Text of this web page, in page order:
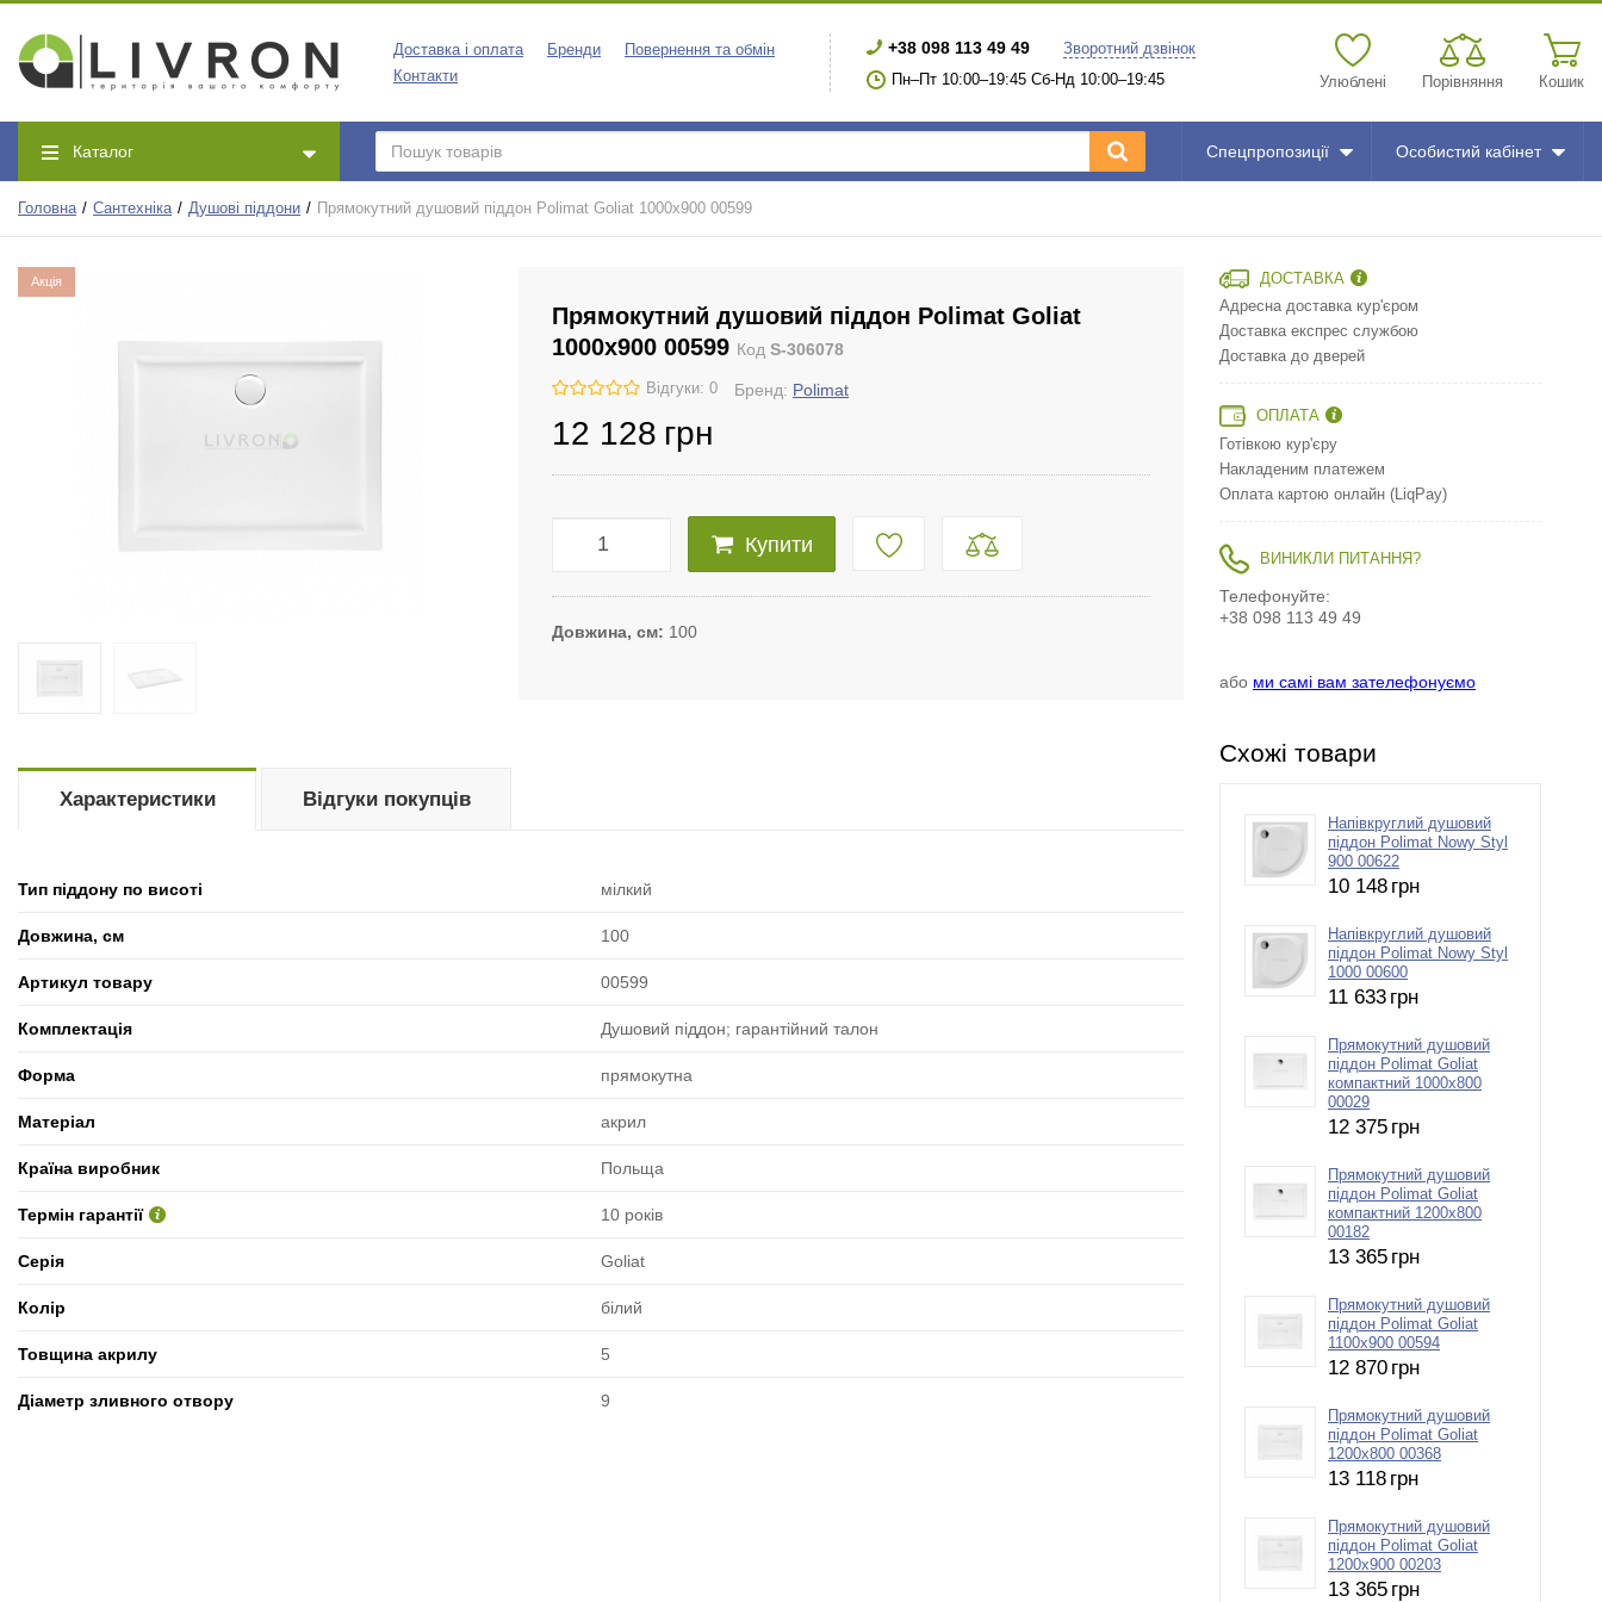
Доставка і оплата Бренди
Повернення та обмін
Контакти
+38 098 113 49 49
Зворотний дзвінок
Пн–Пт 10:00–19:45 Сб-Нд 10:00–19:45
Улюблені Порівняння Кошик
Каталог Спецпропозиції Особистий кабінет
Головна Сантехніка Душові піддони Прямокутний душовий піддон Polimat Goliat 1000х900 00599
Акція
Прямокутний душовий піддон Polimat Goliat
1000х900 00599 Код S-306078
Відгуки: 0 Бренд: Polimat
12 128 грн
Купити
Довжина, см 100
Характеристики
Тип піддону по висоті мілкий
Довжина, см 100
Артикул товару 00599
Комплектація Душовий піддон; гарантійний талон
Форма прямокутна
Матеріал акрил
Країна виробник Польща
Термін гарантії 10 років
Серія Goliat
Колір білий
Товщина акрилу 5
Діаметр зливного отвору 9
Відгуки покупців
ДОСТАВКА
Адресна доставка кур'єром
Доставка експрес службою
Доставка до дверей
ОПЛАТА
Готівкою кур'єру
Накладеним платежем
Оплата картою онлайн (LiqPay)
ВИНИКЛИ ПИТАННЯ?
Телефонуйте:
+38 098 113 49 49
або ми самі вам зателефонуємо
Схожі товари
Напівкруглий душовий
піддон Polimat Nowy Styl
900 00622
10 148 грн
Напівкруглий душовий
піддон Polimat Nowy Styl
1000 00600
11 633 грн
Прямокутний душовий
піддон Polimat Goliat
компактний 1000х800
00029
12 375 грн
Прямокутний душовий
піддон Polimat Goliat
компактний 1200х800
00182
13 365 грн
Прямокутний душовий
піддон Polimat Goliat
1100х900 00594
12 870 грн
Прямокутний душовий
піддон Polimat Goliat
1200х800 00368
13 118 грн
Прямокутний душовий
піддон Polimat Goliat
1200х900 00203
13 365 грн